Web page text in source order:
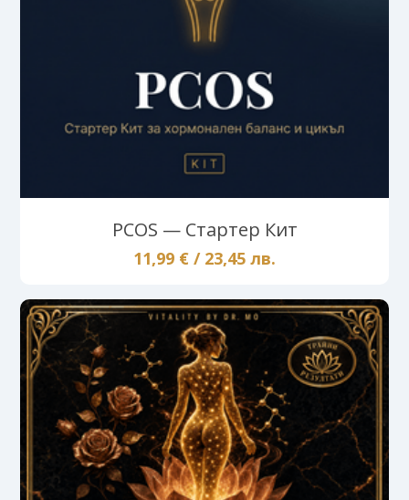
PCOS — Стартер Кит
11,99 € / 23,45 лв.